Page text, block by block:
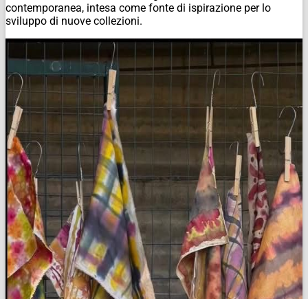
contemporanea, intesa come fonte di ispirazione per lo
sviluppo di nuove collezioni.